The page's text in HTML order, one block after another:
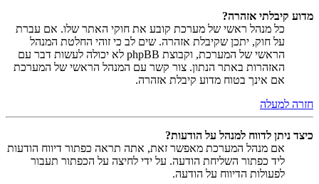
מדוע קיבלתי אזהרה?
כל מנהל ראשי של מערכת קובע את חוקי האתר שלו. אם עברת
על חוק, יתכן שקיבלת אזהרה. שים לב כי זוהי החלטת המנהל
הראשי של המערכת, וקבוצת phpBB לא יכולה לעשות דבר עם
האזהרות באתר הנתון. צור קשר עם המנהל הראשי של המערכת
אם אינך בטוח מדוע קיבלת אזהרה.
חזרה למעלה
כיצד ניתן לדווח למנהל על הודעות?
אם מנהל המערכת מאפשר זאת, אתה תראה כפתור דיווח הודעות
ליד כפתור השליחת הודעה. על ידי לחיצה על הכפתור תעבור
לפעולות הדיווח על הודעה.